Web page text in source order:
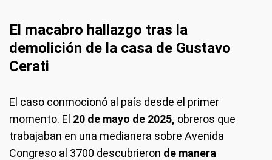
El macabro hallazgo tras la
demolición de la casa de Gustavo
Cerati
El caso conmocionó al país desde el primer
momento. El 20 de mayo de 2025, obreros que
trabajaban en una medianera sobre Avenida
Congreso al 3700 descubrieron de manera